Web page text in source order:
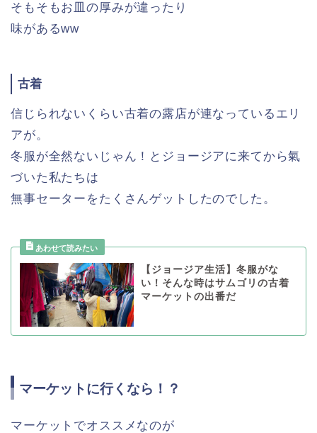
そもそもお皿の厚みが違ったり
味があるww
古着
信じられないくらい古着の露店が連なっているエリ
アが。
冬服が全然ないじゃん！とジョージアに来てから氣
づいた私たちは
無事セーターをたくさんゲットしたのでした。
【ジョージア生活】冬服がな
い！そんな時はサムゴリの古着
マーケットの出番だ
マーケットに行くなら！？
マーケットでオススメなのが